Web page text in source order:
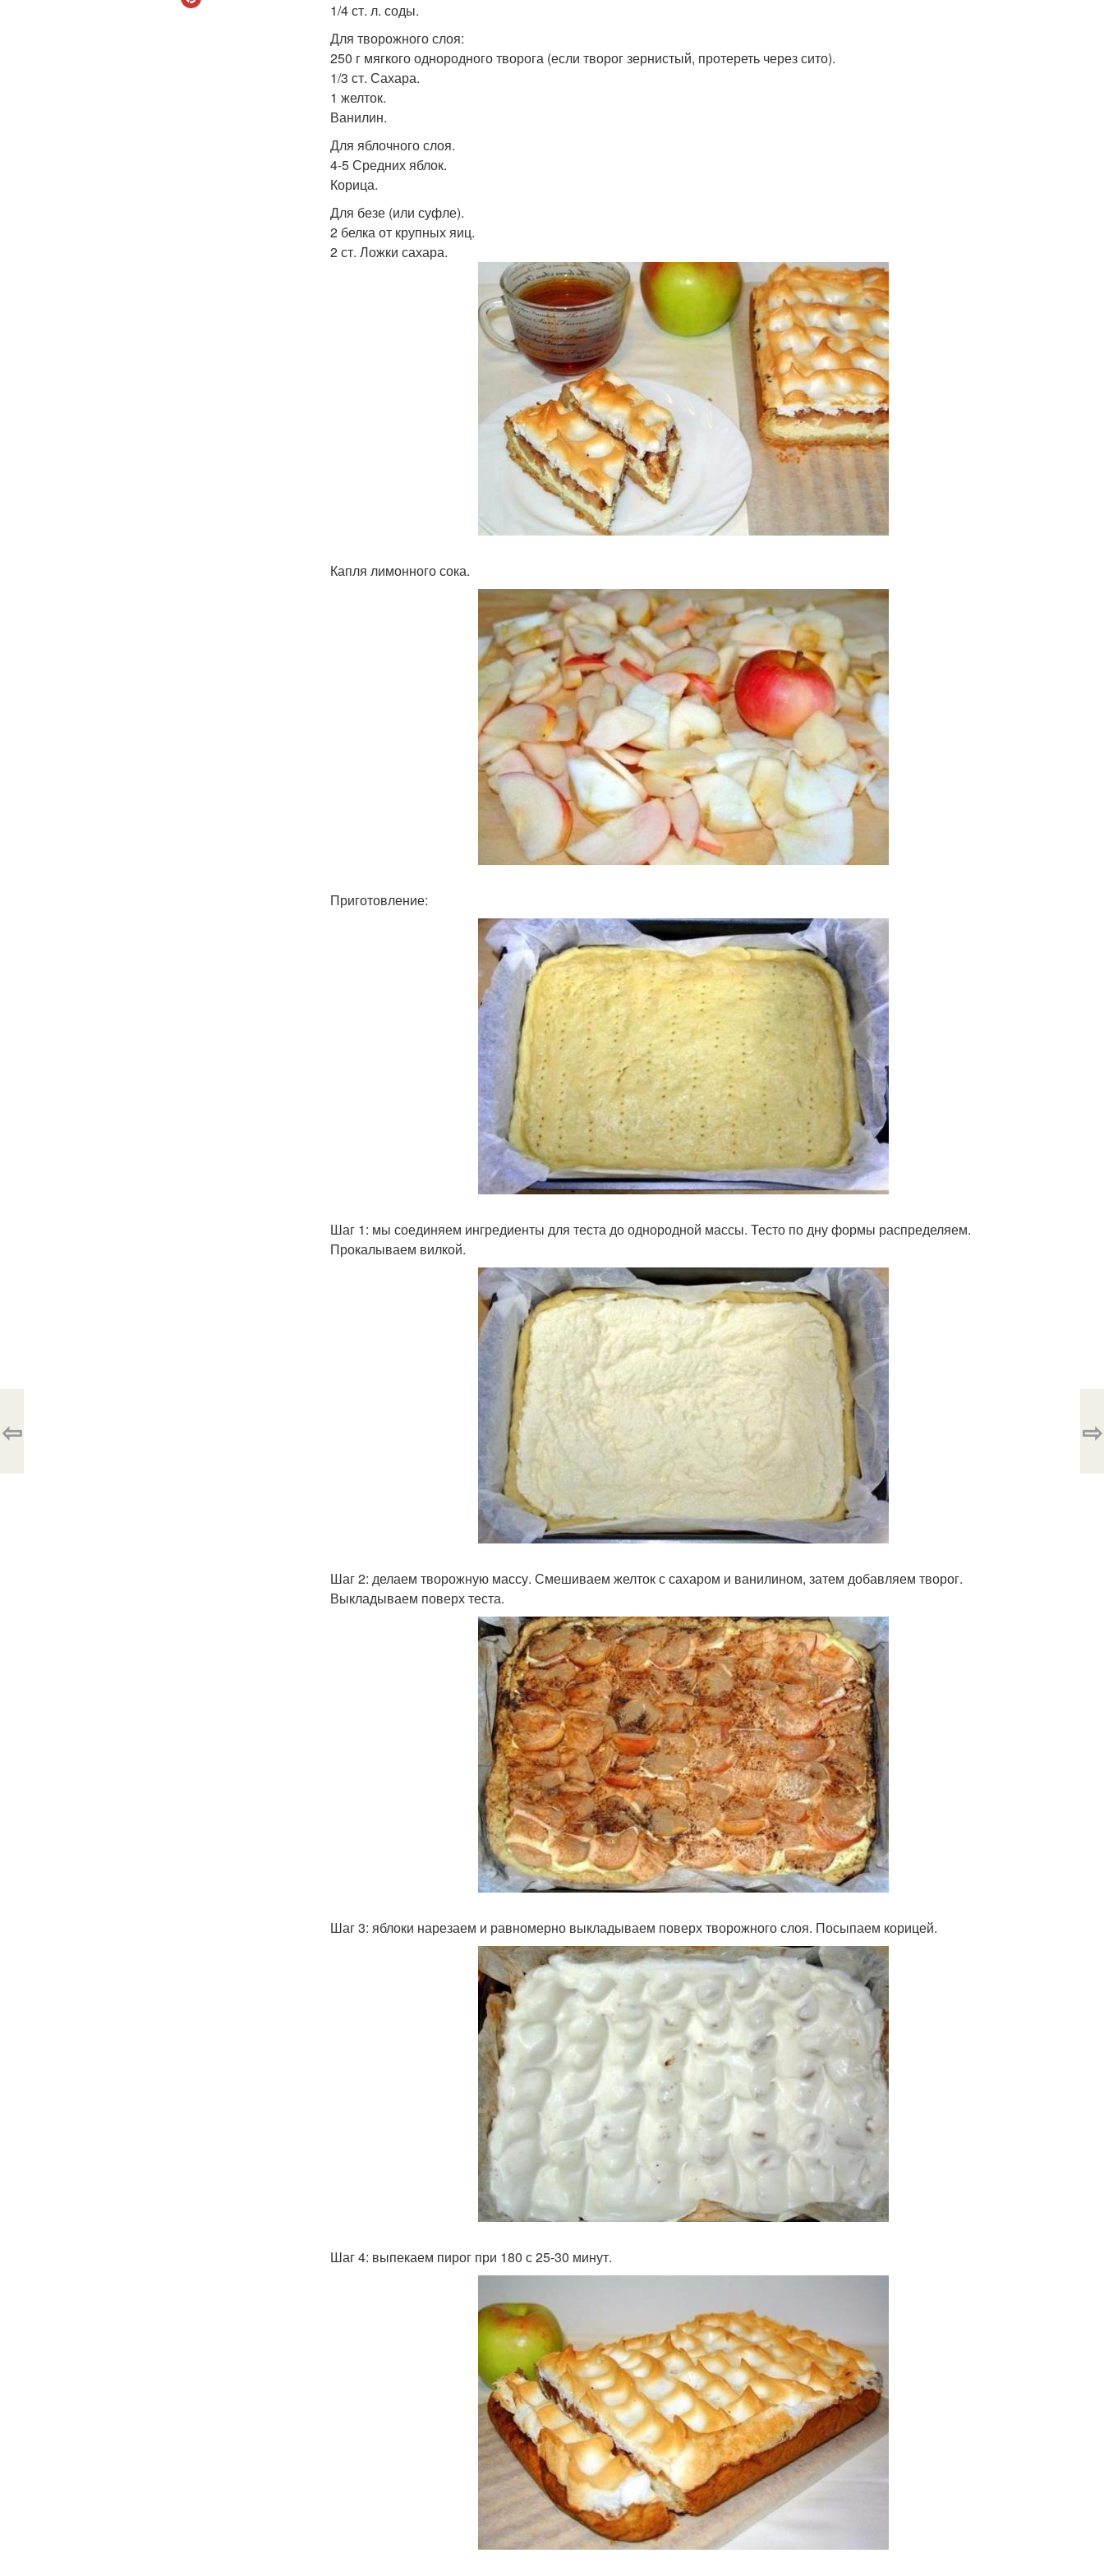
1/4 ст. л. соды.
Для творожного слоя:
250 г мягкого однородного творога (если творог зернистый, протереть через сито).
1/3 ст. Сахара.
1 желток.
Ванилин.
Для яблочного слоя.
4-5 Средних яблок.
Корица.
Для безе (или суфле).
2 белка от крупных яиц.
2 ст. Ложки сахара.
Капля лимонного сока.
Приготовление:
Шаг 1: мы соединяем ингредиенты для теста до однородной массы. Тесто по дну формы распределяем.
Прокалываем вилкой.
Шаг 2: делаем творожную массу. Смешиваем желток с сахаром и ванилином, затем добавляем творог.
Выкладываем поверх теста.
Шаг 3: яблоки нарезаем и равномерно выкладываем поверх творожного слоя. Посыпаем корицей.
Шаг 4: выпекаем пирог при 180 с 25-30 минут.
⇦ ⇨